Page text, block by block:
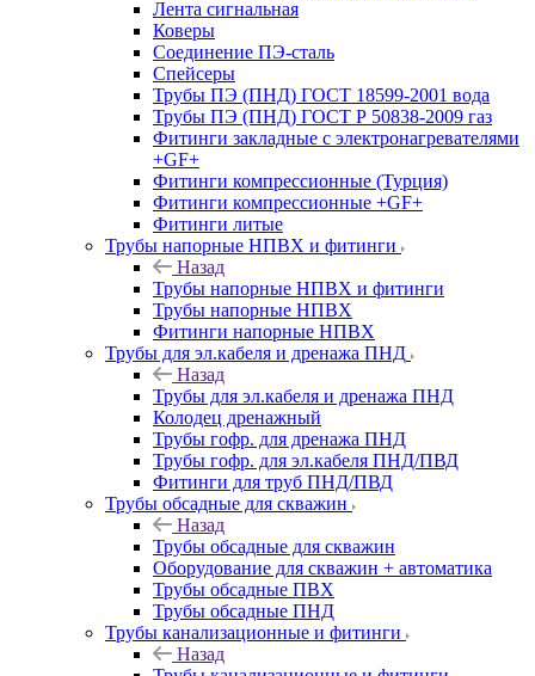
Лента сигнальная
Коверы
Соединение ПЭ-сталь
Спейсеры
Трубы ПЭ (ПНД) ГОСТ 18599-2001 вода
Трубы ПЭ (ПНД) ГОСТ Р 50838-2009 газ
Фитинги закладные с электронагревателями
+GF+
Фитинги компрессионные (Турция)
Фитинги компрессионные +GF+
Фитинги литые
Трубы напорные НПВХ и фитинги
Назад
Трубы напорные НПВХ и фитинги
Трубы напорные НПВХ
Фитинги напорные НПВХ
Трубы для эл.кабеля и дренажа ПНД
Назад
Трубы для эл.кабеля и дренажа ПНД
Колодец дренажный
Трубы гофр. для дренажа ПНД
Трубы гофр. для эл.кабеля ПНД/ПВД
Фитинги для труб ПНД/ПВД
Трубы обсадные для скважин
Назад
Трубы обсадные для скважин
Оборудование для скважин + автоматика
Трубы обсадные ПВХ
Трубы обсадные ПНД
Трубы канализационные и фитинги
Назад